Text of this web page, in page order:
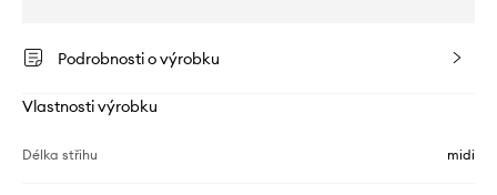
Podrobnosti o výrobku
Vlastnosti výrobku
Délka střihu midi